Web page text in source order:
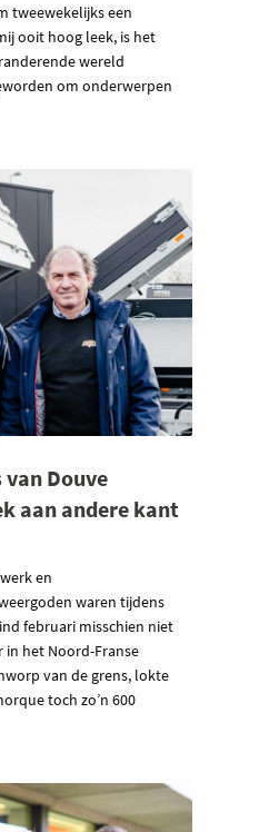
tweewekelijks een
ooit hoog leek, is het
wereld
om onderwerpen
Douve
aan andere kant
en
waren tijdens
februari misschien niet
in het Noord-Franse
van de grens, lokte
toch zo’n 600